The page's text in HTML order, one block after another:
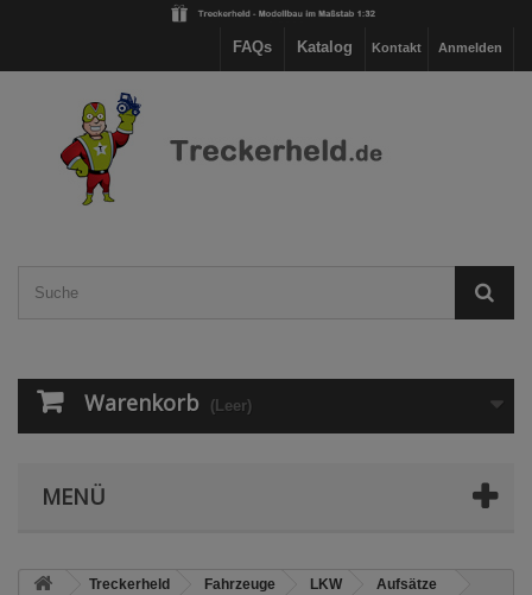
Anmelden
Kontakt
Katalog
FAQs
Warenkorb (Leer)
MENÜ
Treckerheld Fahrzeuge LKW
Aufsätze